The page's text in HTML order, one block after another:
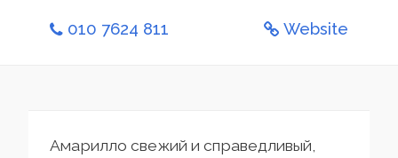
010 7624 811 Website
Амарилло свежий и справедливый,